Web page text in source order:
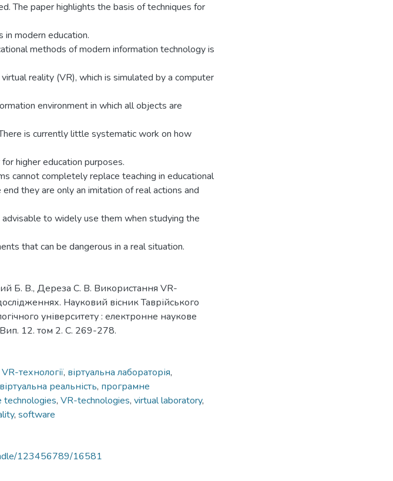
The paper highlights the basis of techniques for
in modern education.
methods of modern information technology is
reality (VR), which is simulated by a computer
environment in which all objects are
is currently little systematic work on how
higher education purposes.
cannot completely replace teaching in educational
they are only an imitation of real actions and
to widely use them when studying the
that can be dangerous in a real situation.
Б. В., Дереза С. В. Використання VR-
Науковий вісник Таврійського
університету : електронне наукове
12. том 2. C. 269-278.
VR-технології, віртуальна лабораторія,
віртуальна реальність, програмне
technologies, VR-technologies, virtual laboratory,
, software
123456789/16581